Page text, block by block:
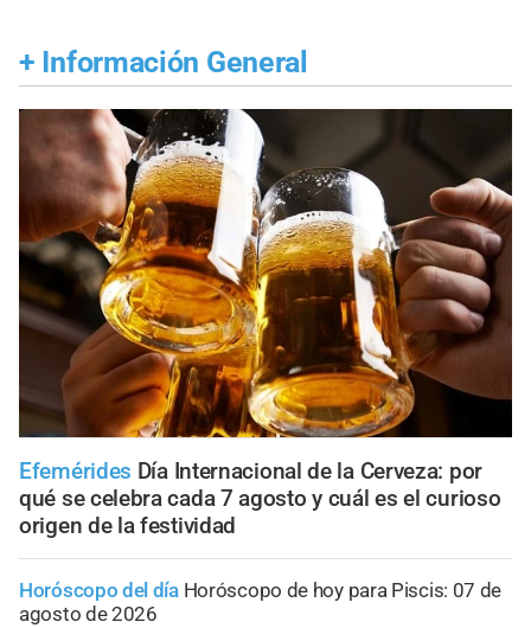
+ Información General
Efemérides Día Internacional de la Cerveza: por
qué se celebra cada 7 agosto y cuál es el curioso
origen de la festividad
Horóscopo del día Horóscopo de hoy para Piscis: 07 de
agosto de 2026